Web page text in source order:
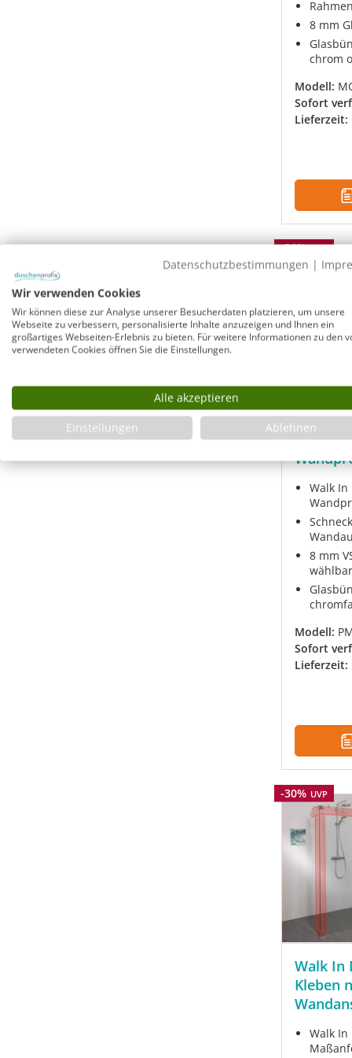
8 mm
chrom
Modell:
Sofort
Lieferzeit:
Rabatt
-30%UVP
VSG
Kleben
Walk
8 mm
wählbar
Modell:
Sofort
Lieferzeit:
Rabatt
-30% UVP
Walk In
Kleben
Walk In
Datenschutzbestimmungen |
Wir verwenden Cookies
Wir können diese zur Analyse unserer Besucherdaten platzieren, um unsere
Webseite zu verbessern, personalisierte Inhalte anzuzeigen und Ihnen ein
großartiges Webseiten-Erlebnis zu bieten. Für weitere Informationen zu den
verwendeten Cookies öffnen Sie die Einstellungen.
Alle akzeptieren
Einstellungen
Ablehnen